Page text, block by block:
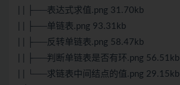
| | ├──表达式求值.png 31.70kb
| | ├──单链表.png 93.31kb
| | ├──反转单链表.png 58.47kb
| | ├──判断单链表是否有环.png 56.51kb
| | └──求链表中间结点的值.png 29.15kb